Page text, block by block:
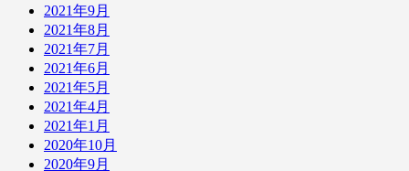
2021年9月
2021年8月
2021年7月
2021年6月
2021年5月
2021年4月
2021年1月
2020年10月
2020年9月